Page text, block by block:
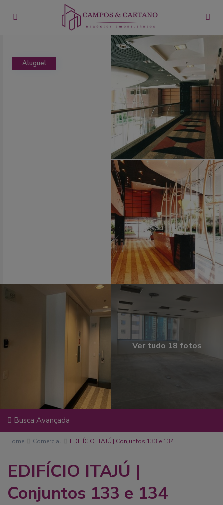
Aluguel
Ver tudo 18 fotos
Busca Avançada
Home Comercial EDIFÍCIO ITAJÚ | Conjuntos 133 e 134
EDIFÍCIO ITAJÚ |
Conjuntos 133 e 134